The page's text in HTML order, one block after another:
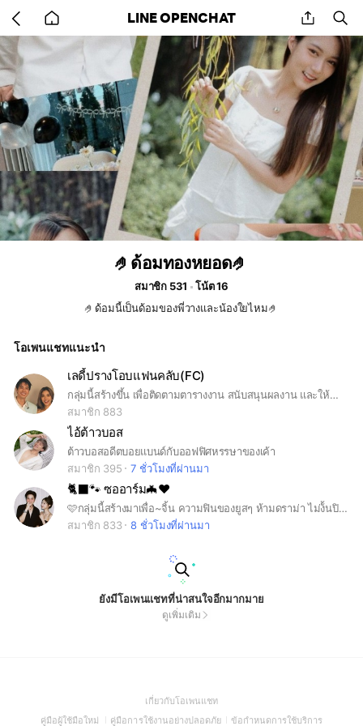
back
to
home
LINE OPENCHAT share
🤌ด้อมทองหยอด🤌
สมาชิก 531
โน้ต 16
🤌ด้อมนี้เป็นด้อมของพี่วางและน้องใยไหม🤌
โอเพนแชทแนะนำ
เลดี้ปรางโอบแฟนคลับ(FC)
กลุ่มนี้สร้างขึ้น เพื่อติดตามตารางงาน สนับสนุนผลงาน และให้กำลังใจศิลปินที่เราชื่นชอบ 🤍💙
สมาชิก 883
ไอ้ต้าวบอส
ต้าวบอสอดีตบอยแบนด์กับออฟฟิศหรรษาของเค้า
สมาชิก 395
7 ชั่วโมงที่ผ่านมา
🐈‍⬛🐾 ซออาร์ม🦇❤️
🩷กลุ่มนี้สร้างมาเพื่อ~จิ้น ความฟินของยูสๆ ห้ามดราม่า ไม่ง้้นปิดกลุ่ม 🤏🏻
สมาชิก 833
8 ชั่วโมงที่ผ่านมา
ยังมีโอเพนแชทที่น่าสนใจอีกมากมาย
ดูเพิ่มเติม
เกี่ยวกับโอเพนแชท(Open
in
คู่มือผู้ใช้มือใหม่ (Open
คู่มือการใช้งานอย่างปลอดภัย(Open
ข้อกำหนดการใช้บริการ(Open